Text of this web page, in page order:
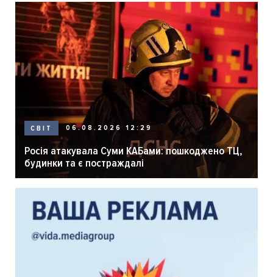
СВІТ 06.08.2026 12:29
Росія атакувала Суми КАБами: пошкоджено ТЦ,
будинки та є постраждалі